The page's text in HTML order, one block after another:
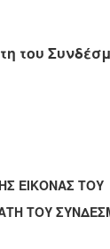
του
ΕΙΚΟΝΑΣ ΤΟΥ
ΤΟΥ